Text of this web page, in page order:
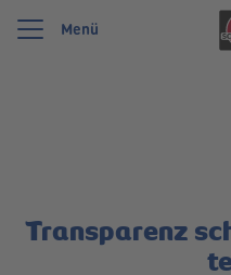
Wir feiern 125 Jahre Schwartauer
Menü
Transparenz